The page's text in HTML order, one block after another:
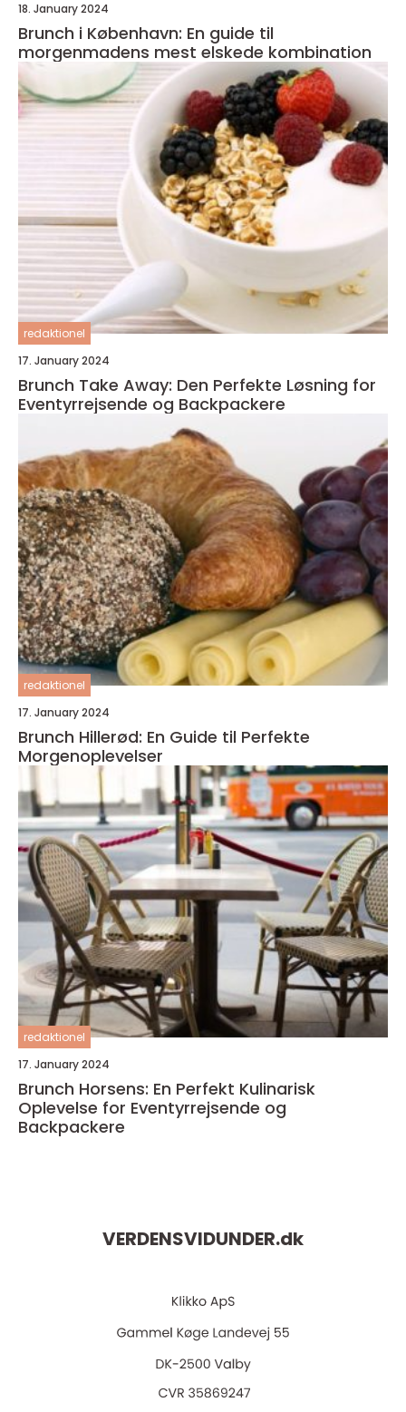
18. January 2024
Brunch i København: En guide til
morgenmadens mest elskede kombination
redaktionel
17. January 2024
Brunch Take Away: Den Perfekte Løsning for
Eventyrrejsende og Backpackere
redaktionel
17. January 2024
Brunch Hillerød: En Guide til Perfekte
Morgenoplevelser
redaktionel
17. January 2024
Brunch Horsens: En Perfekt Kulinarisk
Oplevelse for Eventyrrejsende og
Backpackere
VERDENSVIDUNDER.dk